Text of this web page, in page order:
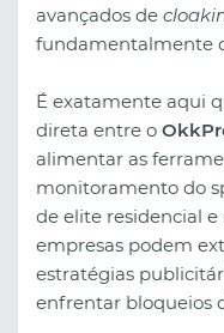
avançados de
fundamentalmente
É exatamente aqui
direta entre o
alimentar as
monitoramento do
de elite residencial e
empresas podem
estratégias
enfrentar bloqueios